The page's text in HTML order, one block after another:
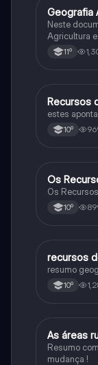
Geografia
Geografia
Neste
Agricultura
11º
Geografia
Recursos
estes
10º
Geografia
Os
Os
10º
Geografia
recursos
resumo
10º
Geografia
As áreas
Resumo
mudança !